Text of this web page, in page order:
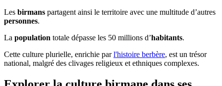
Les birmans partagent ainsi le territoire avec une multitude d’autres
personnes.
La population totale dépasse les 50 millions d’habitants.
Cette culture plurielle, enrichie parl'histoire berbère, est un trésor
national, malgré des clivages religieux et ethniques complexes.